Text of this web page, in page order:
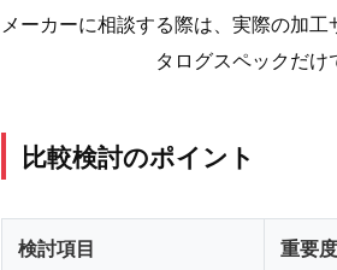
メーカーに相談する際は、実際の加
タログスペックだ
比較検討のポイント
検討項目 重要度